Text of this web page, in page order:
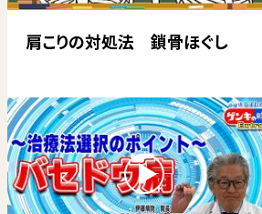
肩こりの対処法 鎖骨ほぐし